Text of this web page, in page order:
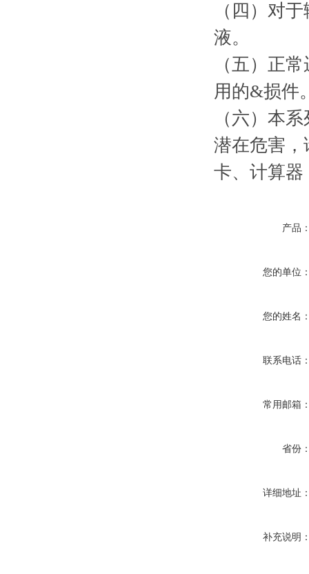
（四）对
液。
（五）正
用的&损件
（六）本
潜在危害
卡、计算
产品
您的单位
您的姓名
联系电话
常用邮箱
省份
详细地址
补充说明